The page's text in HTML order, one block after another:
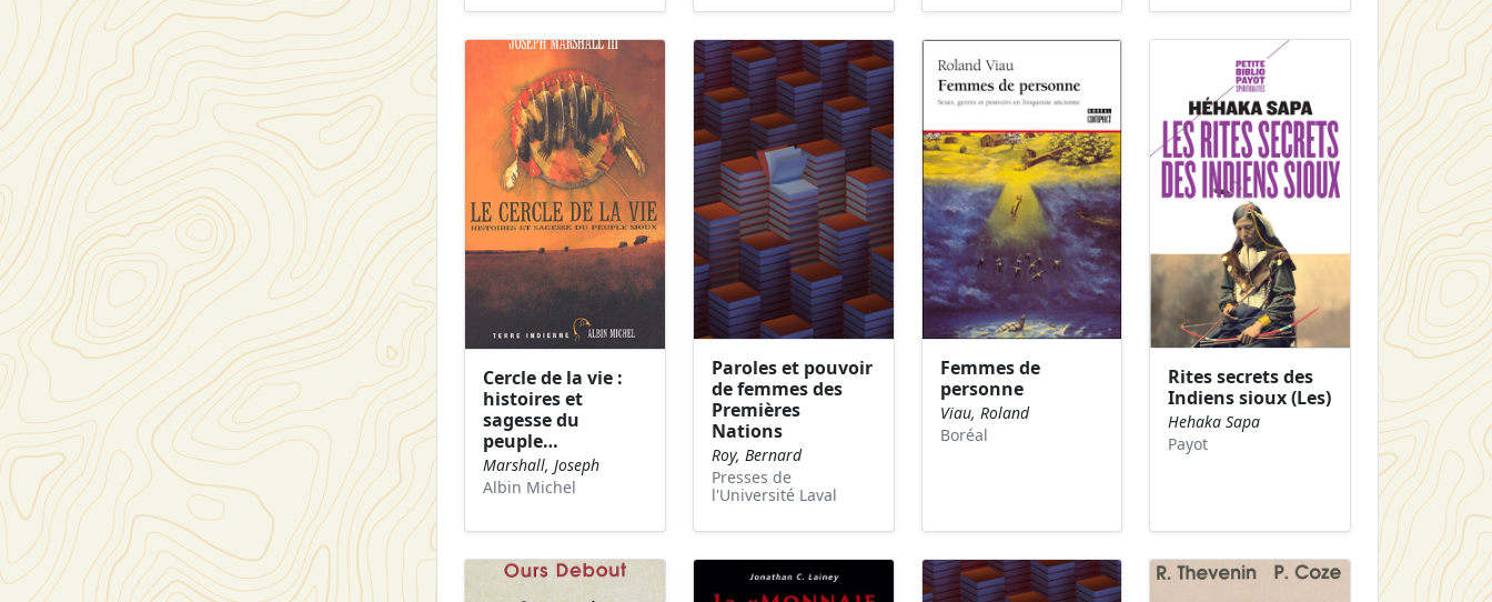
Cercle de la vie :
histoires et
sagesse du
peuple…
Marshall, Joseph
Albin Michel
Paroles et pouvoir
de femmes des
Premières
Nations
Roy, Bernard
Presses de
l'Université Laval
Femmes de
personne
Viau, Roland
Boréal
Rites secrets des
Indiens sioux (Les)
Hehaka Sapa
Payot